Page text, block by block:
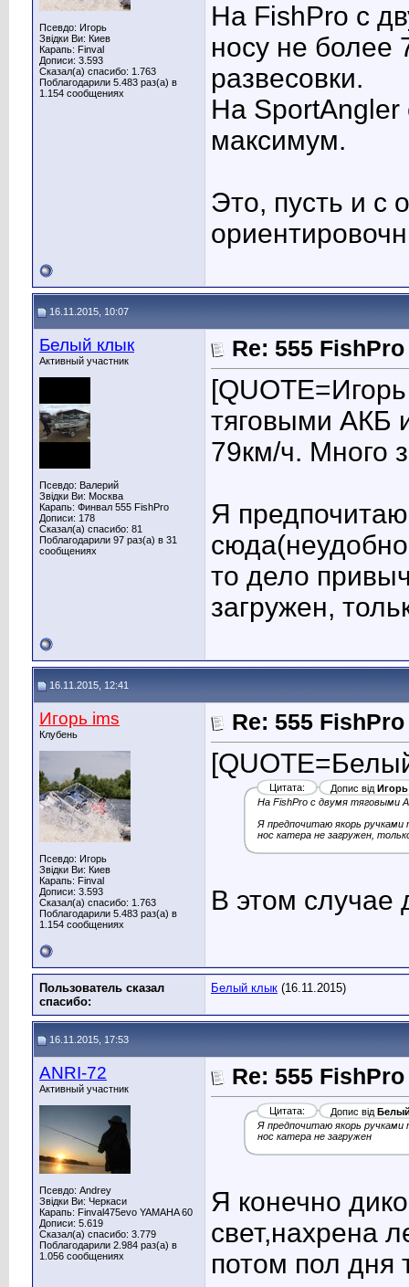
Псевдо: Игорь
Звідки Ви: Киев
Карапь: Finval
Дописи: 3.593
Сказал(а) спасибо: 1.763
Поблагодарили 5.483 раз(а) в
1.154 сообщениях
На FishPro с
носу не более
развесовки.
На SportAngler
максимум.
Это, пусть и с
16.11.2015, 10:07
Белый клык
Активный участник
Псевдо: Валерий
Звідки Ви: Москва
Карапь: Финвал 555 FishPro
Дописи: 178
Сказал(а) спасибо: 81
Поблагодарили 97 раз(а) в 31
сообщениях
Re: 555 FishPro
тяговыми АКБ
79км/ч. Много
Я
то дело
загружен,
16.11.2015, 12:41
Игорь ims
Клубень
Псевдо: Игорь
Звідки Ви: Киев
Карапь: Finval
Дописи: 3.593
Сказал(а) спасибо: 1.763
Поблагодарили 5.483 раз(а) в
1.154 сообщениях
Re: 555 FishPro
Цитата: Допис від
На FishPro с двумя тяговыми
Я предпочитаю якорь ручками
нос катера не загружен,
В этом случае
Пользователь сказал
cпасибо:
Белый клык (16.11.2015)
16.11.2015, 17:53
ANRI-72
Активный участник
Псевдо: Andrey
Звідки Ви: Черкаси
Карапь: Finval475evo YAMAHA 60
Дописи: 5.619
Сказал(а) спасибо: 3.779
Поблагодарили 2.984 раз(а) в
1.056 сообщениях
Re: 555 FishPro
Цитата: Допис від
Я предпочитаю якорь ручками
нос катера не загружен
Я конечно
свет,нахрена
потом пол дня